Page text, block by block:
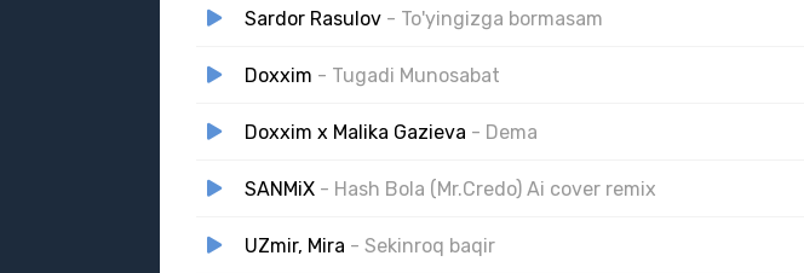
Sardor Rasulov - To'yingizga bormasam
Doxxim - Tugadi Munosabat
Doxxim x Malika Gazieva - Dema
SANMiX - Hash Bola (Mr.Credo) Ai cover remix
UZmir, Mira - Sekinroq baqir